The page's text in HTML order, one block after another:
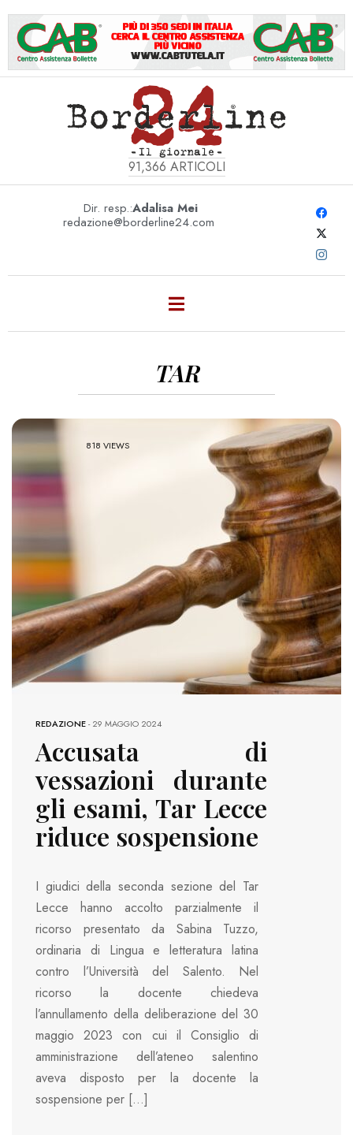
91,366 ARTICOLI
Dir. resp.:Adalisa Mei
redazione@borderline24.com
TAR
818 VIEWS
REDAZIONE-29 MAGGIO 2024
Accusata di
vessazioni durante
gli esami, Tar Lecce
riduce sospensione
I giudici della seconda sezione del Tar
Lecce hanno accolto parzialmente il
ricorso presentato da Sabina Tuzzo,
ordinaria di Lingua e letteratura latina
contro l’Università del Salento. Nel
ricorso la docente chiedeva
l’annullamento della deliberazione del 30
maggio 2023 con cui il Consiglio di
amministrazione dell’ateneo salentino
aveva disposto per la docente la
sospensione per […]